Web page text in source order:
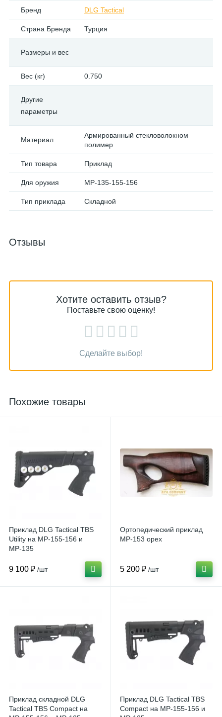
Бренд DLG Tactical
Страна Бренда Турция
Размеры и вес
Вес (кг) 0.750
Другие
параметры
Материал
Армированный стекловолокном
полимер
Тип товара Приклад
Для оружия МР-135-155-156
Тип приклада Складной
Отзывы
Хотите оставить отзыв?
Поставьте свою оценку!
Сделайте выбор!
Похожие товары
Приклад DLG Tactical TBS
Utility на МР-155-156 и
МР-135
9 100 ₽ /шт
Ортопедический приклад
МР-153 орех
5 200 ₽ /шт
Приклад складной DLG
Tactical TBS Compact на
Приклад DLG Tactical TBS
Compact на МР-155-156 и